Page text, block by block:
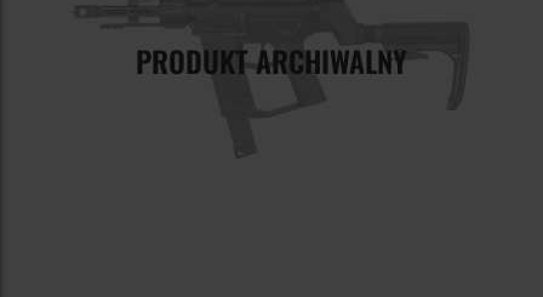
PRODUKT ARCHIWALNY